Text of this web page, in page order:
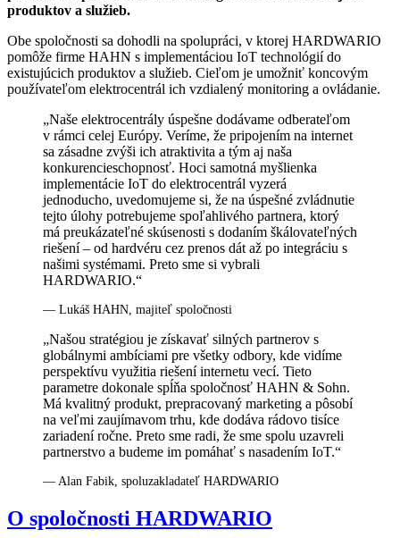
produktov a služieb.
Obe spoločnosti sa dohodli na spolupráci, v ktorej HARDWARIO
pomôže firme HAHN s implementáciou IoT technológií do
existujúcich produktov a služieb. Cieľom je umožniť koncovým
používateľom elektrocentrál ich vzdialený monitoring a ovládanie.
„Naše elektrocentrály úspešne dodávame odberateľom
v rámci celej Európy. Veríme, že pripojením na internet
sa zásadne zvýši ich atraktivita a tým aj naša
konkurencieschopnosť. Hoci samotná myšlienka
implementácie IoT do elektrocentrál vyzerá
jednoducho, uvedomujeme si, že na úspešné zvládnutie
tejto úlohy potrebujeme spoľahlivého partnera, ktorý
má preukázateľné skúsenosti s dodaním škálovateľných
riešení – od hardvéru cez prenos dát až po integráciu s
našimi systémami. Preto sme si vybrali
HARDWARIO.“
— Lukáš HAHN, majiteľ spoločnosti
„Našou stratégiou je získavať silných partnerov s
globálnymi ambíciami pre všetky odbory, kde vidíme
perspektívu využitia riešení internetu vecí. Tieto
parametre dokonale spĺňa spoločnosť HAHN & Sohn.
Má kvalitný produkt, prepracovaný marketing a pôsobí
na veľmi zaujímavom trhu, kde dodáva rádovo tisíce
zariadení ročne. Preto sme radi, že sme spolu uzavreli
partnerstvo a budeme im pomáhať s nasadením IoT.“
— Alan Fabik, spoluzakladateľ HARDWARIO
O spoločnosti HARDWARIO